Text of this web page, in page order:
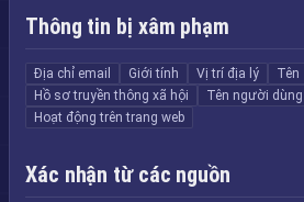
Thông tin bị xâm phạm
Địa chỉ email Giới tính Vị trí địa lý Tên
Hồ sơ truyền thông xã hội
Tên người dùng
Hoạt động trên trang web
Xác nhận từ các nguồn